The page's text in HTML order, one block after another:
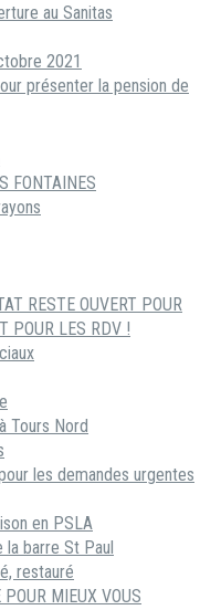
au Sanitas
2021
présenter la pension de
FONTAINES
RESTE OUVERT POUR
POUR LES RDV !
Tours Nord
les demandes urgentes
en PSLA
la barre St Paul
restauré
MIEUX VOUS